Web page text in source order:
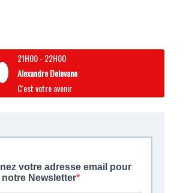
21H00- 22H00
Alexandre Delovane
C'est votre avenir